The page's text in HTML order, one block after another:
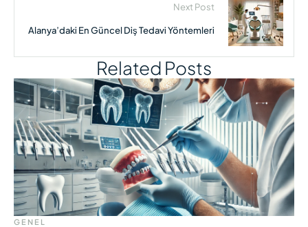
Next Post
Alanya’daki En Güncel Diş Tedavi Yöntemleri
Related Posts
GENEL